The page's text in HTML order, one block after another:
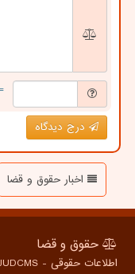
= ۶
درج دیدگاه
اخبار حقوق و قضا
حقوق و قضا